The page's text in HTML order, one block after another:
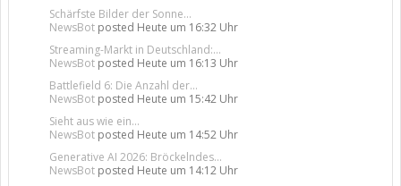
Schärfste Bilder der Sonne...
NewsBot posted Heute um 16:32 Uhr
Streaming-Markt in Deutschland:...
NewsBot posted Heute um 16:13 Uhr
Battlefield 6: Die Anzahl der...
NewsBot posted Heute um 15:42 Uhr
Sieht aus wie ein...
NewsBot posted Heute um 14:52 Uhr
Generative AI 2026: Bröckelndes...
NewsBot posted Heute um 14:12 Uhr